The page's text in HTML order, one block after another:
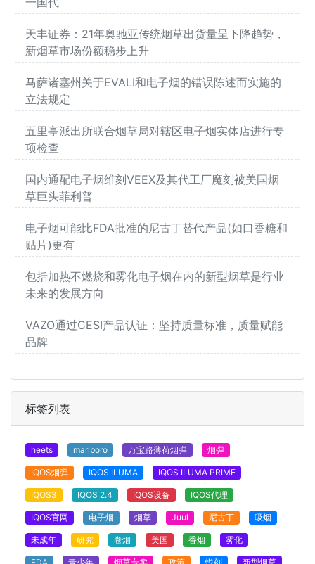
天丰证券：21年奥驰亚传统烟草出货量呈下降趋势，
新烟草市场份额稳步上升
马萨诸塞州关于EVALI和电子烟的错误陈述而实施的
立法规定
五里亭派出所联合烟草局对辖区电子烟实体店进行专
项检查
国内通配电子烟维刻VEEX及其代工厂魔刻被美国烟
草巨头菲利普
电子烟可能比FDA批准的尼古丁替代产品(如口香糖和
贴片)更有
包括加热不燃烧和雾化电子烟在内的新型烟草是行业
未来的发展方向
VAZO通过CESI产品认证：坚持质量标准，质量赋能
品牌
标签列表
heets marlboro 万宝路薄荷烟弹 烟弹
IQOS烟弹 IQOS ILUMA IQOS ILUMA PRIME
IQOS3 IQOS 2.4 IQOS设备 IQOS代理
IQOS官网 电子烟 烟草 Juul 尼古丁 吸烟
未成年 研究 卷烟 美国 香烟 雾化